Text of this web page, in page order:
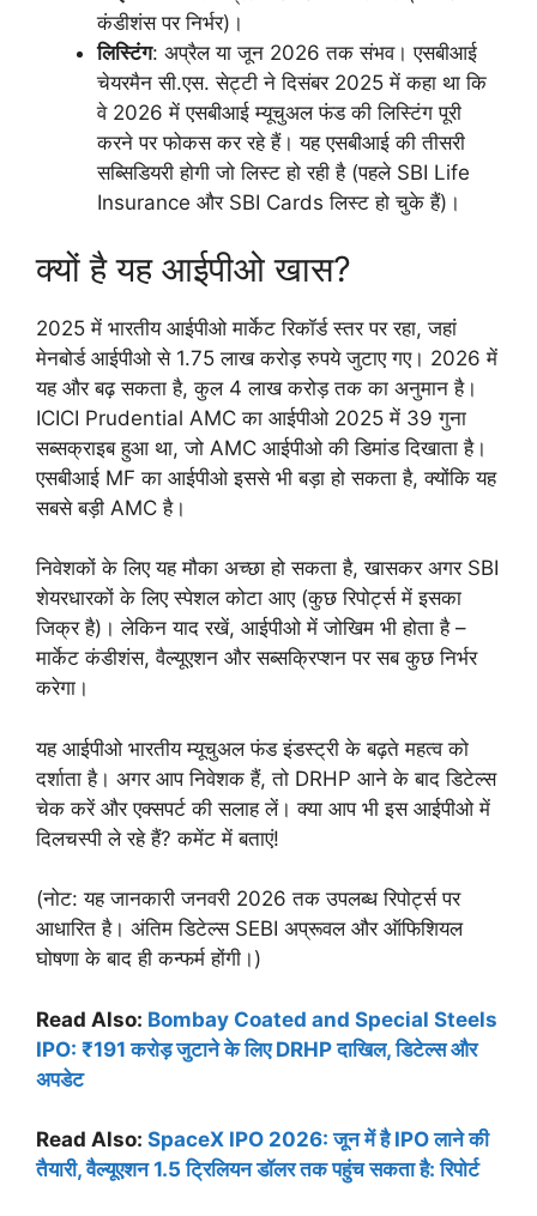
कंडीशंस पर निर्भर)।
लिस्टिंग: अप्रैल या जून 2026 तक संभव। एसबीआई
चेयरमैन सी.एस. सेट्टी ने दिसंबर 2025 में कहा था कि
वे 2026 में एसबीआई म्यूचुअल फंड की लिस्टिंग पूरी
करने पर फोकस कर रहे हैं। यह एसबीआई की तीसरी
सब्सिडियरी होगी जो लिस्ट हो रही है (पहले SBI Life
Insurance और SBI Cards लिस्ट हो चुके हैं)।
क्यों है यह आईपीओ खास?
2025 में भारतीय आईपीओ मार्केट रिकॉर्ड स्तर पर रहा, जहां
मेनबोर्ड आईपीओ से 1.75 लाख करोड़ रुपये जुटाए गए। 2026 में
यह और बढ़ सकता है, कुल 4 लाख करोड़ तक का अनुमान है।
ICICI Prudential AMC का आईपीओ 2025 में 39 गुना
सब्सक्राइब हुआ था, जो AMC आईपीओ की डिमांड दिखाता है।
एसबीआई MF का आईपीओ इससे भी बड़ा हो सकता है, क्योंकि यह
सबसे बड़ी AMC है।
निवेशकों के लिए यह मौका अच्छा हो सकता है, खासकर अगर SBI
शेयरधारकों के लिए स्पेशल कोटा आए (कुछ रिपोर्ट्स में इसका
जिक्र है)। लेकिन याद रखें, आईपीओ में जोखिम भी होता है –
मार्केट कंडीशंस, वैल्यूएशन और सब्सक्रिप्शन पर सब कुछ निर्भर
करेगा।
यह आईपीओ भारतीय म्यूचुअल फंड इंडस्ट्री के बढ़ते महत्व को
दर्शाता है। अगर आप निवेशक हैं, तो DRHP आने के बाद डिटेल्स
चेक करें और एक्सपर्ट की सलाह लें। क्या आप भी इस आईपीओ में
दिलचस्पी ले रहे हैं? कमेंट में बताएं!
(नोट: यह जानकारी जनवरी 2026 तक उपलब्ध रिपोर्ट्स पर
आधारित है। अंतिम डिटेल्स SEBI अप्रूवल और ऑफिशियल
घोषणा के बाद ही कन्फर्म होंगी।)
Read Also: Bombay Coated and Special Steels
IPO: ₹191 करोड़ जुटाने के लिए DRHP दाखिल, डिटेल्स और
अपडेट
Read Also: SpaceX IPO 2026: जून में है IPO लाने की
तैयारी, वैल्यूएशन 1.5 ट्रिलियन डॉलर तक पहुंच सकता है: रिपोर्ट